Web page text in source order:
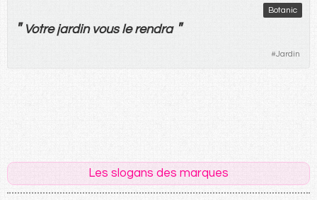
Botanic
" Votre jardin vous le rendra "
#Jardin
Les slogans des marques